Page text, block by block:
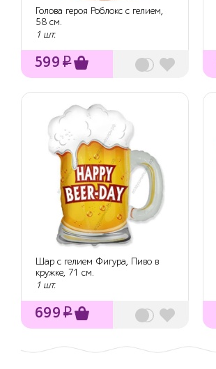
Голова героя Роблокс с гелием,
58 см.
1 шт.
599 ₽
Шар с гелием Фигура, Пиво в
кружке, 71 см.
1 шт.
699 ₽